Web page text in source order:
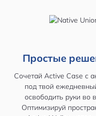
Простые
Сочетай Active Case с
под твой
освободить руки
Оптимизируй